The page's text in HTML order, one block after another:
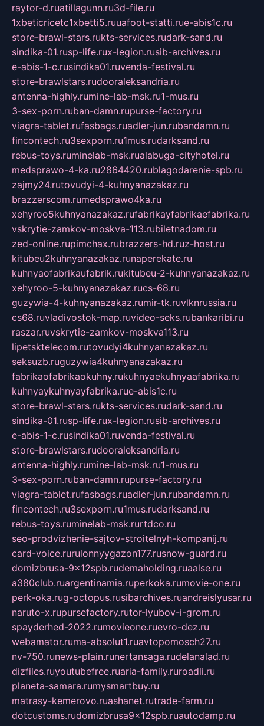
raytor-d.ruatillagunn.ru3d-file.ru
1xbeticricetc1xbetti5.ruuafoot-statti.rue-abis1c.ru
store-brawl-stars.rukts-services.rudark-sand.ru
sindika-01.rusp-life.rux-legion.rusib-archives.ru
e-abis-1-c.rusindika01.ruvenda-festival.ru
store-brawlstars.rudooraleksandria.ru
antenna-highly.rumine-lab-msk.ru1-mus.ru
3-sex-porn.ruban-damn.rupurse-factory.ru
viagra-tablet.rufasbags.ruadler-jun.rubandamn.ru
fincontech.ru3sexporn.ru1mus.rudarksand.ru
rebus-toys.ruminelab-msk.rualabuga-cityhotel.ru
medsprawo-4-ka.ru2864420.rublagodarenie-spb.ru
zajmy24.rutovudyi-4-kuhnyanazakaz.ru
brazzerscom.rumedsprawo4ka.ru
xehyroo5kuhnyanazakaz.rufabrikayfabrikaefabrika.ru
vskrytie-zamkov-moskva-113.rubiletnadom.ru
zed-online.rupimchax.rubrazzers-hd.ruz-host.ru
kitubeu2kuhnyanazakaz.runaperekate.ru
kuhnyaofabrikaufabrik.rukitubeu-2-kuhnyanazakaz.ru
xehyroo-5-kuhnyanazakaz.rucs-68.ru
guzywia-4-kuhnyanazakaz.rumir-tk.ruvlknrussia.ru
cs68.ruvladivostok-map.ruvideo-seks.rubankaribi.ru
raszar.ruvskrytie-zamkov-moskva113.ru
lipetsktelecom.rutovudyi4kuhnyanazakaz.ru
seksuzb.ruguzywia4kuhnyanazakaz.ru
fabrikaofabrikaokuhny.rukuhnyaekuhnyaafabrika.ru
kuhnyaykuhnyayfabrika.rue-abis1c.ru
store-brawl-stars.rukts-services.rudark-sand.ru
sindika-01.rusp-life.rux-legion.rusib-archives.ru
e-abis-1-c.rusindika01.ruvenda-festival.ru
store-brawlstars.rudooraleksandria.ru
antenna-highly.rumine-lab-msk.ru1-mus.ru
3-sex-porn.ruban-damn.rupurse-factory.ru
viagra-tablet.rufasbags.ruadler-jun.rubandamn.ru
fincontech.ru3sexporn.ru1mus.rudarksand.ru
rebus-toys.ruminelab-msk.rurtdco.ru
seo-prodvizhenie-sajtov-stroitelnyh-kompanij.ru
card-voice.rurulonnyygazon177.rusnow-guard.ru
domizbrusa-9x12spb.rudemaholding.ruaalse.ru
a380club.ruargentinamia.ruperkoka.rumovie-one.ru
perk-oka.rug-octopus.rusibarchives.ruandreislyusar.ru
naruto-x.rupursefactory.rutor-lyubov-i-grom.ru
spayderhed-2022.rumovieone.ruevro-dez.ru
webamator.ruma-absolut1.ruavtopomosch27.ru
nv-750.runews-plain.runertansaga.rudelanalad.ru
dizfiles.ruyoutubefree.ruaria-family.ruroadli.ru
planeta-samara.rumysmartbuy.ru
matrasy-kemerovo.ruashanet.rutrade-farm.ru
dotcustoms.rudomizbrusa9x12spb.ruautodamp.ru